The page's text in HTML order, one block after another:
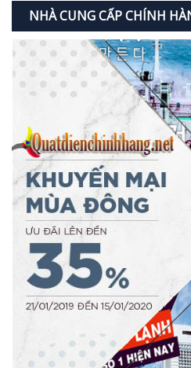
NHÀ CUNG CẤP CHÍNH